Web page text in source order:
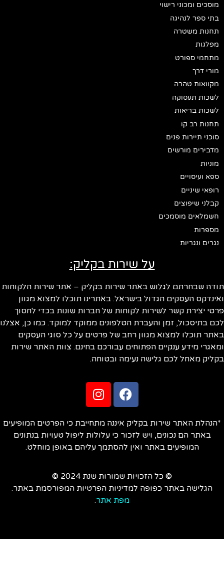
מוסכים ומכוני רישוי
בתי ספר לנהיגה
תחנות משטרה
מפלגות
מתחמי ספורט
מורי דרך
מקוואות טהרה
לשכות תעסוקה
לשכות בריאות
תחנות רב קו
סוכני תיירות פנים
מדבירים מורשים
מוניות
ספא ועיסויים
רופאי שיניים
קבלני שיפוצים
חשמלאים מוסמכים
מספרות
נגרים ונגריות
על שירות בקליק:
שבחרתם לגלוש באתר שירות בקליק – אתר שירות הלקוחות
העסקים הגדול בישראל. באתרינו תוכלו למצוא מגוון
יצירת קשר לשירות לקוחות של חברות שונות בכדי לחסוך
בתיסכול, זמן והעברת הטלפונים ממוקד למוקד. כמו כן, אצלנו
תוכלו למצוא מגוון רחב של פרטים על כל סוגי העסקים
מידע ענקיים הפתוחים עבורכם בחינם. צוות האתר שירות
מאחל לכם גלישה נעימה ובטוחה.
האתר שירות בקליק איננה מתחייבת כי הפרטים המופיעים
באתר הם נכונים, ויש לזכור כי עלולות ליפול טעויות בנתונים
המופיעים באתר ואין להסתמך עליהם באופן מוחלט.
© כל הזכויות שמורות שנת 2024 ©
הגלישה באתר כפופה למדיניות הפרטיות המפורסמת באתר.
מפת אתר.